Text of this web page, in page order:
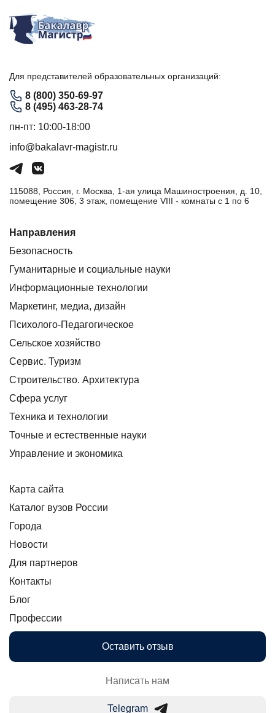
Для представителей образовательных организаций:
8 (800) 350-69-97
8 (495) 463-28-74
пн-пт: 10:00-18:00
info@bakalavr-magistr.ru
115088, Россия, г. Москва, 1-ая улица Машиностроения, д. 10,
помещение 306, 3 этаж, помещение VIII - комнаты с 1 по 6
Направления
Безопасность
Гуманитарные и социальные науки
Информационные технологии
Маркетинг, медиа, дизайн
Психолого-Педагогическое
Сельское хозяйство
Сервис. Туризм
Строительство. Архитектура
Сфера услуг
Техника и технологии
Точные и естественные науки
Управление и экономика
Карта сайта
Каталог вузов России
Города
Новости
Для партнеров
Контакты
Блог
Профессии
Оставить отзыв
Написать нам
Telegram